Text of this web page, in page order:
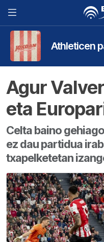
Athleticen
Agur
eta
Celta baino
ez dau partidua
txapelketetan